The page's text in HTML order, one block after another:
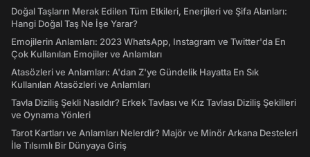
Doğal Taşların Merak Edilen Tüm Etkileri, Enerjileri ve Şifa Alanları:
Hangi Doğal Taş Ne İşe Yarar?
Emojilerin Anlamları: 2023 WhatsApp, Instagram ve Twitter'da En
Çok Kullanılan Emojiler ve Anlamları
Atasözleri ve Anlamları: A'dan Z'ye Gündelik Hayatta En Sık
Kullanılan Atasözleri ve Anlamları
Tavla Diziliş Şekli Nasıldır? Erkek Tavlası ve Kız Tavlası Diziliş Şekilleri
ve Oynama Yönleri
Tarot Kartları ve Anlamları Nelerdir? Majör ve Minör Arkana Desteleri
İle Tılsımlı Bir Dünyaya Giriş